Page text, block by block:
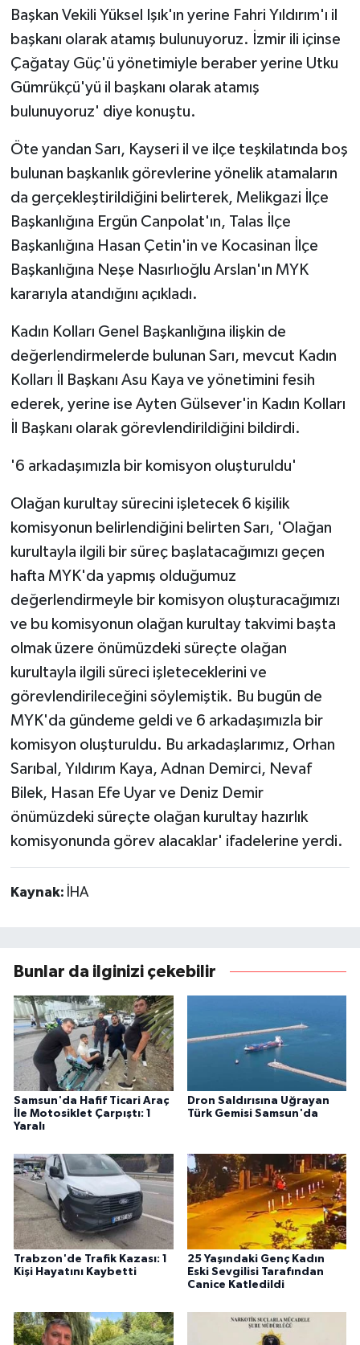
Başkan Vekili Yüksel Işık'ın yerine Fahri Yıldırım'ı il
başkanı olarak atamış bulunuyoruz. İzmir ili içinse
Çağatay Güç'ü yönetimiyle beraber yerine Utku
Gümrükçü'yü il başkanı olarak atamış
bulunuyoruz' diye konuştu.
Öte yandan Sarı, Kayseri il ve ilçe teşkilatında boş
bulunan başkanlık görevlerine yönelik atamaların
da gerçekleştirildiğini belirterek, Melikgazi İlçe
Başkanlığına Ergün Canpolat'ın, Talas İlçe
Başkanlığına Hasan Çetin'in ve Kocasinan İlçe
Başkanlığına Neşe Nasırlıoğlu Arslan'ın MYK
kararıyla atandığını açıkladı.
Kadın Kolları Genel Başkanlığına ilişkin de
değerlendirmelerde bulunan Sarı, mevcut Kadın
Kolları İl Başkanı Asu Kaya ve yönetimini fesih
ederek, yerine ise Ayten Gülsever'in Kadın Kolları
İl Başkanı olarak görevlendirildiğini bildirdi.
'6 arkadaşımızla bir komisyon oluşturuldu'
Olağan kurultay sürecini işletecek 6 kişilik
komisyonun belirlendiğini belirten Sarı, 'Olağan
kurultayla ilgili bir süreç başlatacağımızı geçen
hafta MYK'da yapmış olduğumuz
değerlendirmeyle bir komisyon oluşturacağımızı
ve bu komisyonun olağan kurultay takvimi başta
olmak üzere önümüzdeki süreçte olağan
kurultayla ilgili süreci işleteceklerini ve
görevlendirileceğini söylemiştik. Bu bugün de
MYK'da gündeme geldi ve 6 arkadaşımızla bir
komisyon oluşturuldu. Bu arkadaşlarımız, Orhan
Sarıbal, Yıldırım Kaya, Adnan Demirci, Nevaf
Bilek, Hasan Efe Uyar ve Deniz Demir
önümüzdeki süreçte olağan kurultay hazırlık
komisyonunda görev alacaklar' ifadelerine yerdi.
Kaynak: İHA
Bunlar da ilginizi çekebilir
Samsun'da Hafif Ticari Araç
İle Motosiklet Çarpıştı: 1
Yaralı
Dron Saldırısına Uğrayan
Türk Gemisi Samsun'da
Trabzon'de Trafik Kazası: 1
Kişi Hayatını Kaybetti
25 Yaşındaki Genç Kadın
Eski Sevgilisi Tarafından
Canice Katledildi